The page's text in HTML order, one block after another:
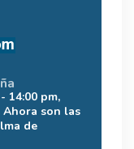
14:00 pm,
Ahora son las
de